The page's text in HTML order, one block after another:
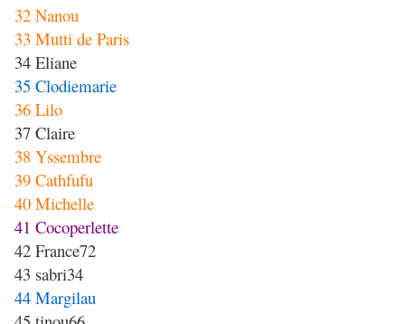
32 Nanou
33 Mutti de Paris
34 Eliane
35 Clodiemarie
36 Lilo
37 Claire
38 Yssembre
39 Cathfufu
40 Michelle
41 Cocoperlette
42 France72
43 sabri34
44 Margilau